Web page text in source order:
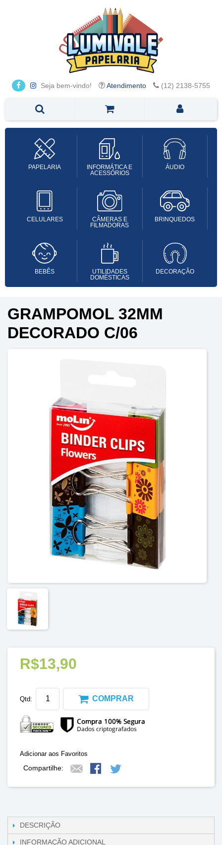
Seja bem-vindo! Atendimento (12) 2138-5755
PAPELARIA
INFORMÁTICA E
ACESSÓRIOS
ÁUDIO
CELULARES
CÂMERAS E
FILMADORAS
BRINQUEDOS
BEBÊS
UTILIDADES
DOMÉSTICAS
DECORAÇÃO
GRAMPOMOL 32MM
DECORADO C/06
R$13,90
Qtd: COMPRAR
Adicionar aos Favoritos
Compartilhe:
DESCRIÇÃO
INFORMAÇÃO ADICIONAL